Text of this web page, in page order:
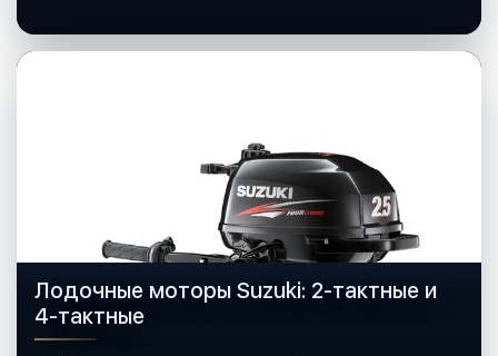
Лодочные моторы Suzuki: 2-тактные и
4-тактные